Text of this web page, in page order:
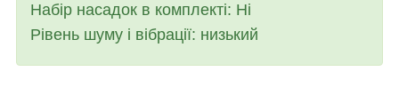
Набір насадок в комплекті: Ні
Рівень шуму і вібрації: низький